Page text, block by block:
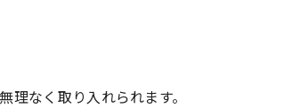
なく取り入れられます。